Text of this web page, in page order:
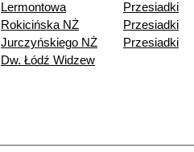
Lermontowa
Przesiadki
Rokicińska NŻ
Przesiadki
Jurczyńskiego NŻ
Przesiadki
Dw. Łódź Widzew